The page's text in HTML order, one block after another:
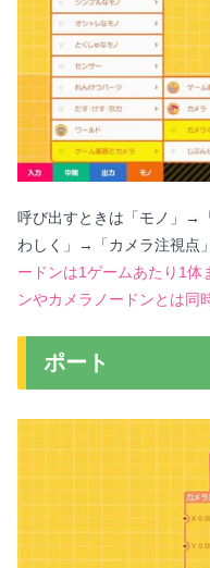
呼び出すときは「モノ」→
わしく」→「カメラ注視点
ードンは1ゲームあたり1体
ンやカメラノードンとは同
ポート